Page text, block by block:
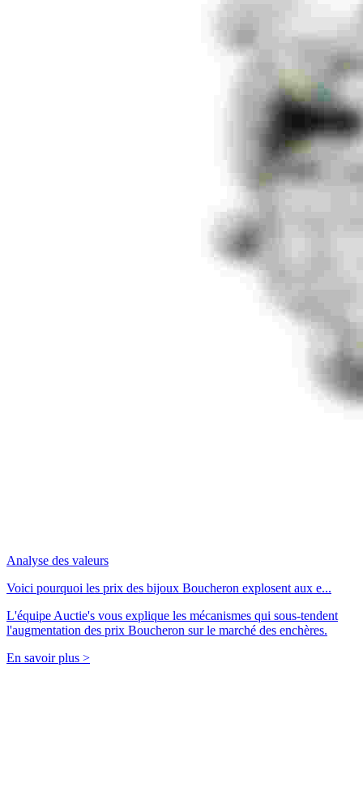
Analyse des valeurs
Voici pourquoi les prix des bijoux Boucheron explosent aux e...
L'équipe Auctie's vous explique les mécanismes qui sous-tendent
l'augmentation des prix Boucheron sur le marché des enchères.
En savoir plus >